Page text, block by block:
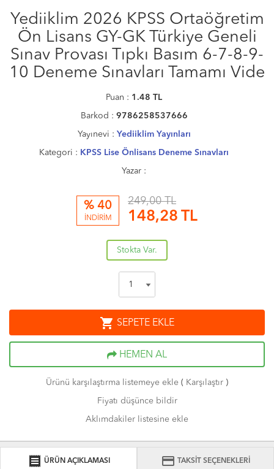
Yediiklim 2026 KPSS Ortaöğretim
Ön Lisans GY-GK Türkiye Geneli
Sınav Provası Tıpkı Basım 6-7-8-9-
10 Deneme Sınavları Tamamı Vide
Puan : 1.48 TL
Barkod : 9786258537666
Yayınevi : Yediiklim Yayınları
Kategori : KPSS Lise Önlisans Deneme Sınavları
Yazar :
% 40
İNDİRİM
249,00 TL
148,28 TL
Stokta Var.
shopping_cart SEPETE EKLE
HEMEN AL
Ürünü karşılaştırma listemeye ekle ( Karşılaştır )
Fiyatı düşünce bildir
Aklımdakiler listesine ekle
receipt ÜRÜN AÇIKLAMASI credit_card TAKSİT SEÇENEKLERİ